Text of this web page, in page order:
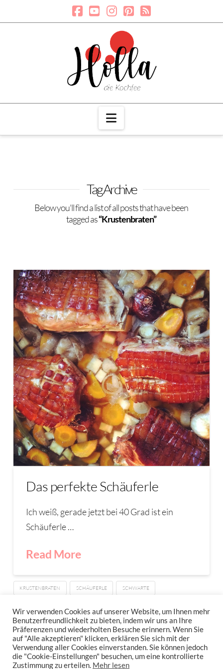
Navigation
Tag Archive
Below you'll find a list of all posts that have been
tagged as“Krustenbraten”
Das perfekte Schäuferle
Ich weiß, gerade jetzt bei 40 Grad ist ein
Schäuferle …
Read More
KRUSTENBRATEN SCHÄUFERLE SCHWARTE
IMPRESSUM
DATENSCHUTZERKLÄRUNG
NEWSLETTER DATENSCHUTZRICHTLINIEN
Wir verwenden Cookies auf unserer Website, um Ihnen mehr
Benutzerfreundlichkeit zu bieten, indem wir uns an Ihre
Präferenzen und wiederholten Besuche erinnern. Wenn Sie
auf "Alle akzeptieren" klicken, erklären Sie sich mit der
Verwendung aller Cookies einverstanden. Sie können jedoch
die "Cookie-Einstellungen" besuchen, um eine kontrollierte
Zustimmung zu erteilen. Mehr lesen